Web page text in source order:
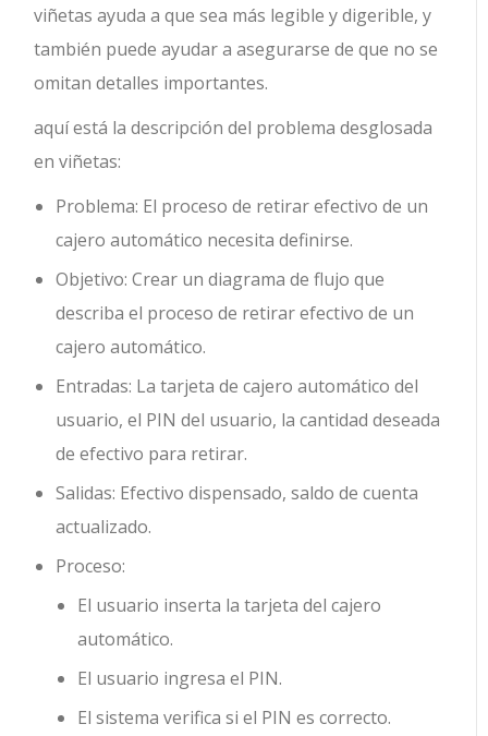
viñetas ayuda a que sea más legible y digerible, y
también puede ayudar a asegurarse de que no se
omitan detalles importantes.
aquí está la descripción del problema desglosada
en viñetas:
Problema: El proceso de retirar efectivo de un
cajero automático necesita definirse.
Objetivo: Crear un diagrama de flujo que
describa el proceso de retirar efectivo de un
cajero automático.
Entradas: La tarjeta de cajero automático del
usuario, el PIN del usuario, la cantidad deseada
de efectivo para retirar.
Salidas: Efectivo dispensado, saldo de cuenta
actualizado.
Proceso:
El usuario inserta la tarjeta del cajero
automático.
El usuario ingresa el PIN.
El sistema verifica si el PIN es correcto.